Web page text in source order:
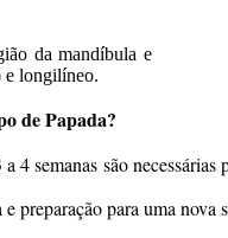
da mandíbula e
e longilíneo.
de Papada?
4 semanas são
preparação para uma